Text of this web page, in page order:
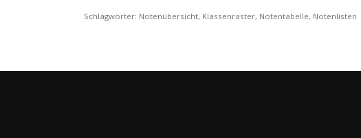
Schlagwörter: Notenübersicht, Klassenraster, Notentabelle, Notenlisten